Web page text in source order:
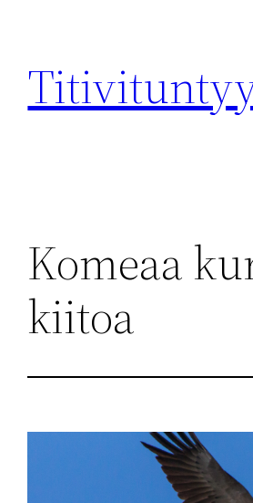
content
Komeaa
kiitoa